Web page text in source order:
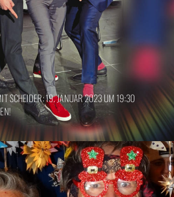
SCHEIDER: 19. JANUAR 2023 UM 19:30